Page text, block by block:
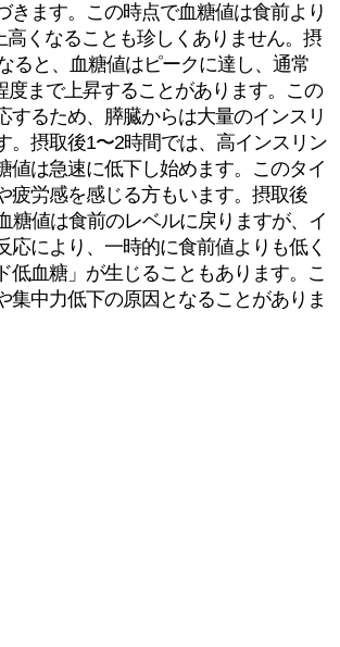
きます。この時点で血糖値は食前より
高くなることも珍しくありません。摂
ると、血糖値はピークに達し、通常
度まで上昇することがあります。この
するため、膵臓からは大量のインスリ
。摂取後1〜2時間では、高インスリン
値は急速に低下し始めます。このタイ
疲労感を感じる方もいます。摂取後
糖値は食前のレベルに戻りますが、イ
応により、一時的に食前値よりも低く
低血糖」が生じることもあります。こ
集中力低下の原因となることがありま